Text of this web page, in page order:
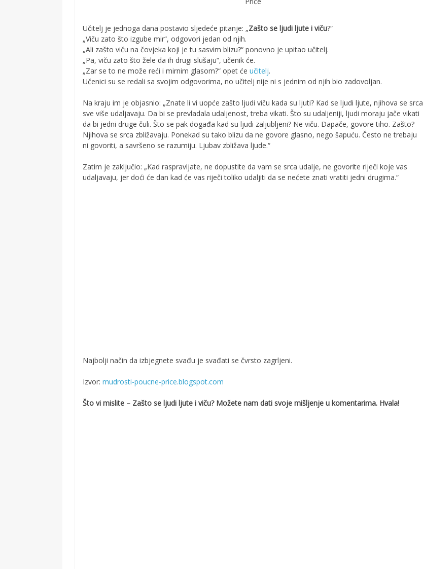
Učitelj je jednoga dana postavio sljedeće pitanje: „Zašto se ljudi ljute i viču?“
„Viču zato što izgube mir“, odgovori jedan od njih.
„Ali zašto viču na čovjeka koji je tu sasvim blizu?“ ponovno je upitao učitelj.
„Pa, viču zato što žele da ih drugi slušaju“, učenik će.
„Zar se to ne može reći i mirnim glasom?“ opet ćeučitelj.
Učenici su se redali sa svojim odgovorima, no učitelj nije ni s jednim od njih bio zadovoljan.
Na kraju im je objasnio: „Znate li vi uopće zašto ljudi viču kada su ljuti? Kad se ljudi ljute, njihova se srca
sve više udaljavaju. Da bi se prevladala udaljenost, treba vikati. Što su udaljeniji, ljudi moraju jače vikati
da bi jedni druge čuli. Što se pak događa kad su ljudi zaljubljeni? Ne viču. Dapače, govore tiho. Zašto?
Njihova se srca zbližavaju. Ponekad su tako blizu da ne govore glasno, nego šapuću. Često ne trebaju
ni govoriti, a savršeno se razumiju. Ljubav zbližava ljude.“
Zatim je zaključio: „Kad raspravljate, ne dopustite da vam se srca udalje, ne govorite riječi koje vas
udaljavaju, jer doći će dan kad će vas riječi toliko udaljiti da se nećete znati vratiti jedni drugima.“
Najbolji način da izbjegnete svađu je svađati se čvrsto zagrljeni.
Izvor:mudrosti-poucne-price.blogspot.com
Što vi mislite – Zašto se ljudi ljute i viču? Možete nam dati svoje mišljenje u komentarima. Hvala!